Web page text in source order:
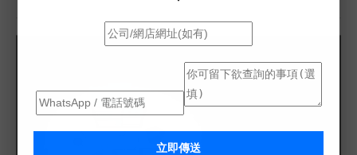
立即傳送